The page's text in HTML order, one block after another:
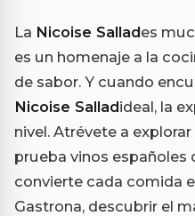
La Nicoise Sallades
es un homenaje a la
de sabor. Y cuando
Nicoise Salladideal, la
nivel. Atrévete a
prueba vinos españoles
convierte cada comida
Gastrona, descubrir el